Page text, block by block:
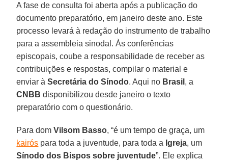
A fase de consulta foi aberta após a publicação do
documento preparatório, em janeiro deste ano. Este
processo levará à redação do instrumento de trabalho
para a assembleia sinodal. Às conferências
episcopais, coube a responsabilidade de receber as
contribuições e respostas, compilar o material e
enviar àSecretária do Sínodo. Aqui no Brasil , a
CNBB disponibilizou desde janeiro o texto
preparatório com o questionário.
Para domVilsom Basso, “é um tempo de graça, um
kairós para toda a juventude, para toda a Igreja, um
Sínodo dos Bispos sobre juventude”. Ele explica